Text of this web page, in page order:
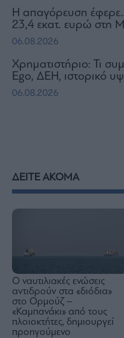
Η απαγόρευση
23,4 εκατ. ευρώ στη
06.08.2026
Χρηματιστήριο: Τι
Ego, ΔΕΗ, ιστορικό
06.08.2026
ΔΕΙΤΕ ΑΚΟΜΑ
Ο ναυτιλιακές ενώσεις
αντιδρούν στα «διόδια»
στο Ορμούζ –
«Καμπανάκι» από τους
πλοιοκτήτες, δημιουργεί
προηγούμενο